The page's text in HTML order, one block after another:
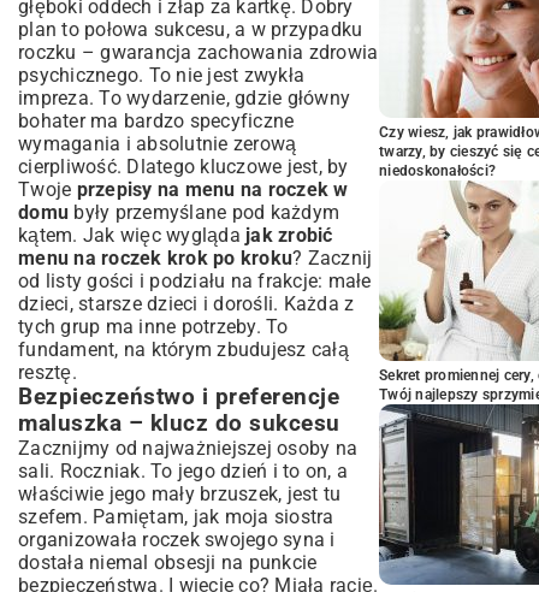
Naturalne soki i musy dla dzieci
Orzeźwiające napoje dla dorosłych
Praktyczne wskazówki: Jak
zorganizować roczek bez stresu?
Przygotowanie z wyprzedzeniem – klucz
do spokoju
Estetyka i prezentacja potraw
Podsumowanie: Celebrujcie ten
wyjątkowy dzień!
głęboki oddech i złap za kartkę. Dobry
plan to połowa sukcesu, a w przypadku
roczku – gwarancja zachowania zdrowia
psychicznego. To nie jest zwykła
impreza. To wydarzenie, gdzie główny
bohater ma bardzo specyficzne
wymagania i absolutnie zerową
cierpliwość. Dlatego kluczowe jest, by
Twoje przepisy na menu na roczek w
domu były przemyślane pod każdym
kątem. Jak więc wygląda jak zrobić
menu na roczek krok po kroku? Zacznij
od listy gości i podziału na frakcje: małe
dzieci, starsze dzieci i dorośli. Każda z
tych grup ma inne potrzeby. To
fundament, na którym zbudujesz całą
resztę.
Bezpieczeństwo i preferencje
maluszka – klucz do sukcesu
Zacznijmy od najważniejszej osoby na
sali. Roczniak. To jego dzień i to on, a
właściwie jego mały brzuszek, jest tu
szefem. Pamiętam, jak moja siostra
organizowała roczek swojego syna i
dostała niemal obsesji na punkcie
bezpieczeństwa. I wiecie co? Miała rację.
Czy wiesz, jak
twarzy, by cieszyć się
niedoskonałości?
Sekret promiennej
Twój najlepszy